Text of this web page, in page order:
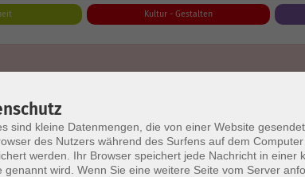
Kultur - Gestalten
sind kleine Datenmengen, die von einer Website
des Nutzers während des Surfens auf dem
werden. Ihr Browser speichert jede Nachricht in einer
genannt wird. Wenn Sie eine weitere Seite vom Server